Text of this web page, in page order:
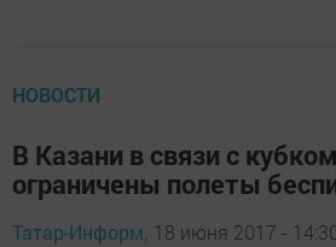
НОВОСТИ
В Казани в связи с
ограничены полеты
Татар-Информ, 18 июня 2017 -